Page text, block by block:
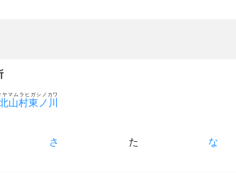
山村東ノ川
マムラヒガシノカワ
さ た な